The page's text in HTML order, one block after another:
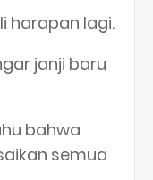
harapan lagi.
janji baru
bahwa
semua